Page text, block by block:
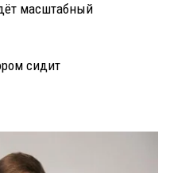
масштабный
сидит